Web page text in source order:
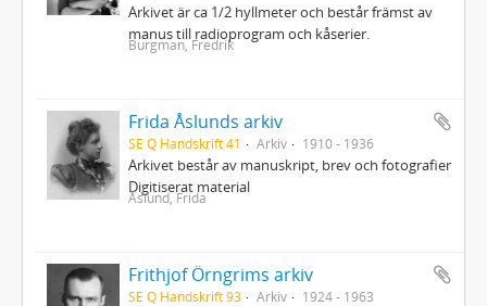
Arkivet är ca 1/2 hyllmeter och består främst av
manus till radioprogram och kåserier.
Burgman, Fredrik
Frida Åslunds arkiv
SE Q Handskrift 41 Arkiv 1910 - 1936
Arkivet består av manuskript, brev och fotografier
Digitiserat material
Åslund, Frida
Frithjof Örngrims arkiv
SE Q Handskrift 93 Arkiv 1924 - 1963